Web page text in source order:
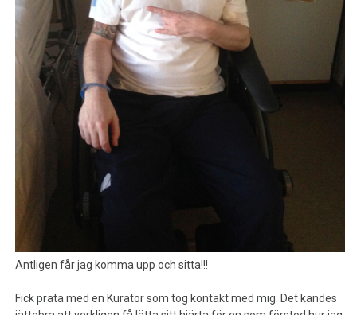
Äntligen får jag komma upp och sitta!!!
Fick prata med en Kurator som tog kontakt med mig. Det kändes